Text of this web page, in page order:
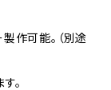
作可能。（別途
。